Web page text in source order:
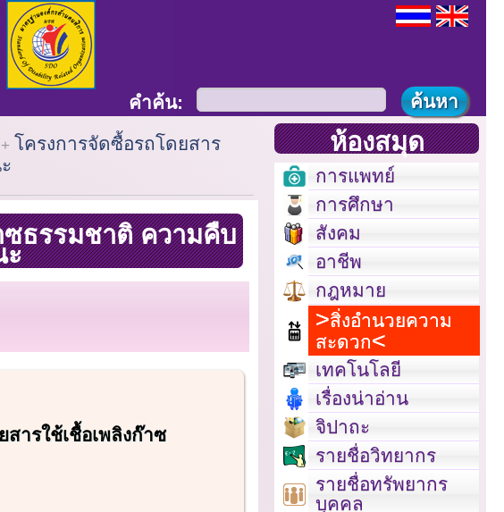
คำค้น:
โครงการจัดซื้อรถโดยสาร
ซธรรมชาติ ความคืบ
ะ
ารใช้เชื้อเพลิงก๊าซ
ห้องสมุด
การแพทย์
การศึกษา
สังคม
อาชีพ
กฎหมาย
สิ่งอำนวยความ
สะดวก
เทคโนโลยี
เรื่องน่าอ่าน
จิปาถะ
รายชื่อวิทยากร
รายชื่อทรัพยากร
บุคคล